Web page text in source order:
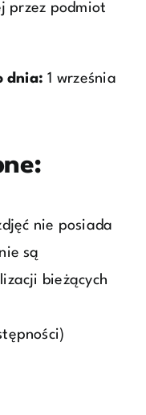
przez podmiot
dnia:1 września
nie posiada
są
bieżących